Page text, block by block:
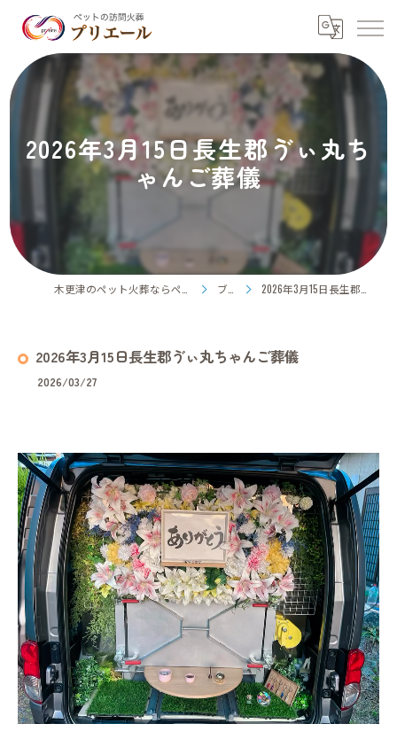
2026年3月15日長生郡ゔぃ丸ち
ゃんご葬儀
ブログ 2026年3月15日長生郡ゔぃ丸ちゃんご葬儀
2026年3月15日長生郡ゔぃ丸ちゃんご葬儀
2026/03/27